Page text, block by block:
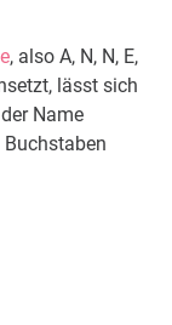
, also A, N, N, E,
lässt sich
Name
Buchstaben